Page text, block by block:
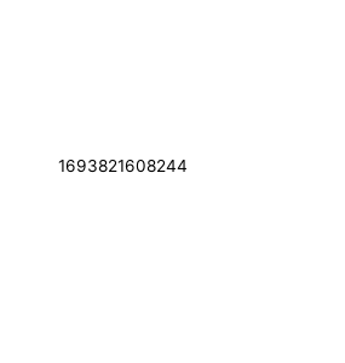
1693821608244